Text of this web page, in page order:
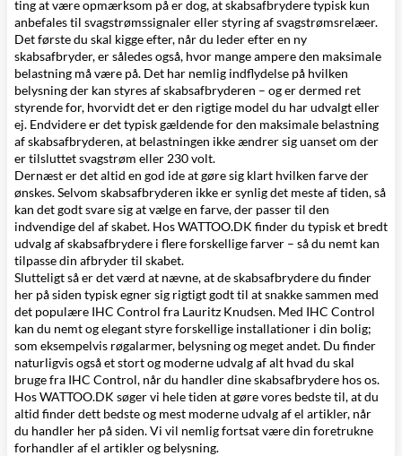
ting at være opmærksom på er dog, at skabsafbrydere typisk kun
anbefales til svagstrømssignaler eller styring af svagstrømsrelæer.
Det første du skal kigge efter, når du leder efter en ny
skabsafbryder, er således også, hvor mange ampere den maksimale
belastning må være på. Det har nemlig indflydelse på hvilken
belysning der kan styres af skabsafbryderen – og er dermed ret
styrende for, hvorvidt det er den rigtige model du har udvalgt eller
ej. Endvidere er det typisk gældende for den maksimale belastning
af skabsafbryderen, at belastningen ikke ændrer sig uanset om der
er tilsluttet svagstrøm eller 230 volt.
Dernæst er det altid en god ide at gøre sig klart hvilken farve der
ønskes. Selvom skabsafbryderen ikke er synlig det meste af tiden, så
kan det godt svare sig at vælge en farve, der passer til den
indvendige del af skabet. Hos WATTOO.DK finder du typisk et bredt
udvalg af skabsafbrydere i flere forskellige farver – så du nemt kan
tilpasse din afbryder til skabet.
Slutteligt så er det værd at nævne, at de skabsafbrydere du finder
her på siden typisk egner sig rigtigt godt til at snakke sammen med
det populære IHC Control fra Lauritz Knudsen. Med IHC Control
kan du nemt og elegant styre forskellige installationer i din bolig;
som eksempelvis røgalarmer, belysning og meget andet. Du finder
naturligvis også et stort og moderne udvalg af alt hvad du skal
bruge fra IHC Control, når du handler dine skabsafbrydere hos os.
Hos WATTOO.DK søger vi hele tiden at gøre vores bedste til, at du
altid finder dett bedste og mest moderne udvalg af el artikler, når
du handler her på siden. Vi vil nemlig fortsat være din foretrukne
forhandler afel artiklerog belysning.